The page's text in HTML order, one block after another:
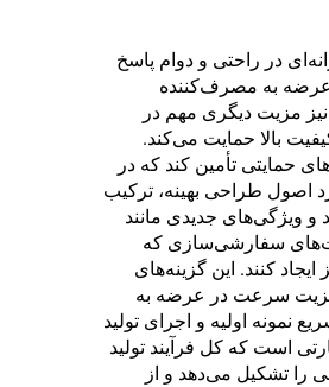
در راحتی و دوام پاسخ
عرضه به مصرف‌کننده
ارزیابی می‌کنند. این رویکرد سیستماتیک، محصولات معیوب را حذف کرده و اعتبار برند را از طریق عملکرد قابل اعتماد حفظ می‌کند. صرفه‌جویی در ه chi نیز مزیت دیگری مهم در
بالا حمایت می‌کند.
حمایتی تأمین کند که در
اصول طراحی بهینه، ترکیب
ویژگی‌های جدیدی مانند
سفارشی‌سازی که
کنند. این گزینه‌های
مزیت سرعت در عرضه به
اولیه و اجرای تولید
است که کل فرآیند تولید
را تشکیل می‌دهد و از